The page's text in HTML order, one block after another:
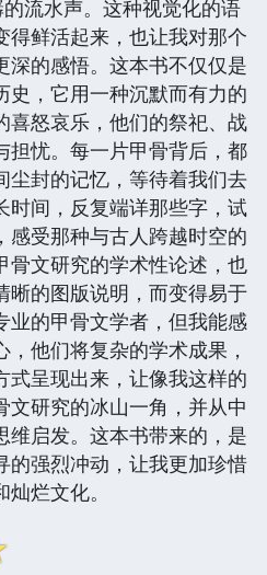
流水声。这种视觉化的语
得鲜活起来，也让我对那个
深的感悟。这本书不仅仅是
史，它用一种沉默而有力的
喜怒哀乐，他们的祭祀、战
担忧。每一片甲骨背后，都
尘封的记忆，等待着我们去
时间，反复端详那些字，试
感受那种与古人跨越时空的
骨文研究的学术性论述，也
晰的图版说明，而变得易于
业的甲骨文学者，但我能感
他们将复杂的学术成果，
式呈现出来，让像我这样的
文研究的冰山一角，并从中
维启发。这本书带来的，是
的强烈冲动，让我更加珍惜
烂文化。